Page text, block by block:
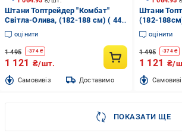
Штани Топтрейдер "Комбат"
Світла-Олива, (182-188 см) ( 44-
46р) р.S
оцінити
1 495 -374₴
1 121 ₴/шт.
Cамовивіз Доставимо
Штани
(182-
олива р.L
оцінити
1 495 -374₴
1 121 ₴/
ПОКАЗАТИ ЩЕ